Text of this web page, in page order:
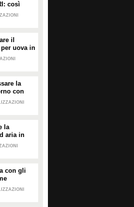
così
il
uova in
cestino
la
con
la
aria in
con gli